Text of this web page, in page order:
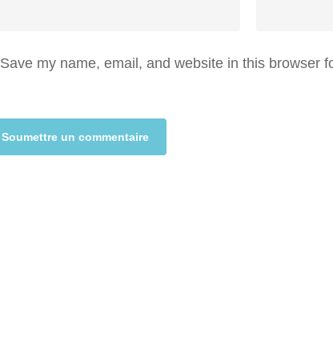
Save my name, email, and website in this browser